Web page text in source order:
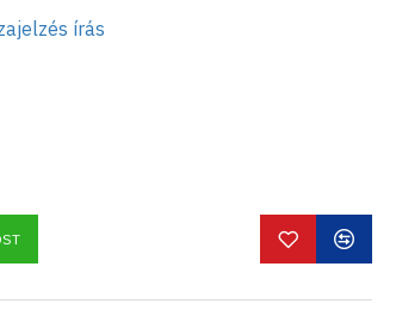
evizabg;
írás